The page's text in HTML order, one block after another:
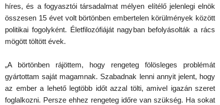
híres, és a fogyasztói társadalmat mélyen elítélő jelenlegi elnök
összesen 15 évet volt börtönben embertelen körülmények között
politikai fogolyként. Életfilozófiáját nagyban befolyásolták a rács
mögött töltött évek.
„A börtönben rájöttem, hogy rengeteg fölösleges problémát
gyártottam saját magamnak. Szabadnak lenni annyit jelent, hogy
az ember a lehető legtöbb időt azzal tölti, amivel igazán szeret
foglalkozni. Persze ehhez rengeteg időre van szükség. Ha sokat